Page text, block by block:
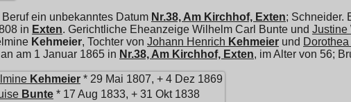
Beruf ein unbekanntes Datum Nr.38, Am Kirchhof, Exten; Schneider.
in Exten. Gerichtliche Eheanzeige Wilhelm Carl Bunte und Justine
Kehmeier, Tochter von Johann Henrich Kehmeier und
am 1 Januar 1865 in Nr.38, Am Kirchhof, Exten, im Alter von 56;
Kehmeier * 29 Mai 1807, + 4 Dez 1869
Bunte * 17 Aug 1833, + 31 Okt 1838